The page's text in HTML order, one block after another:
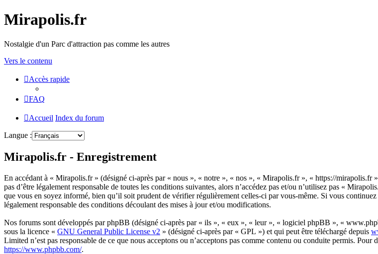
Mirapolis.fr
Nostalgie d'un Parc d'attraction pas comme les autres
Vers le contenu
Accès rapide
FAQ
Accueil Index du forum
Langue :
Mirapolis.fr - Enregistrement
En accédant à « Mirapolis.fr » (désigné ci-après par « nous », « notre », « nos », « Mirapolis.fr », « https://mirapolis.fr
pas d’être légalement responsable de toutes les conditions suivantes, alors n’accédez pas et/ou n’utilisez pas «
que vous en soyez informé, bien qu’il soit prudent de vérifier régulièrement celles-ci par vous-même. Si vous
légalement responsable des conditions découlant des mises à jour et/ou modifications.
Nos forums sont développés par phpBB (désigné ci-après par « ils », « eux », « leur », « logiciel phpBB », «
sous la licence « GNU General Public License v2 » (désigné ci-après par « GPL ») et qui peut être téléchargé depuis
Limited n’est pas responsable de ce que nous acceptons ou n’acceptons pas comme contenu ou conduite permis.
https://www.phpbb.com/.